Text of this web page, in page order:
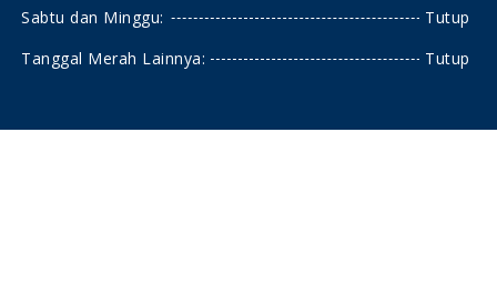
Sabtu dan Minggu:
Tutup
Tanggal Merah Lainnya:
Tutup